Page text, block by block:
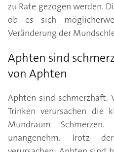
zu Rate gezogen werden.
ob es sich
Veränderung der
Aphten sind
von Aphten
Aphten sind schmerzhaft.
Trinken verursachen die
Mundraum
unangenehm. Trotz